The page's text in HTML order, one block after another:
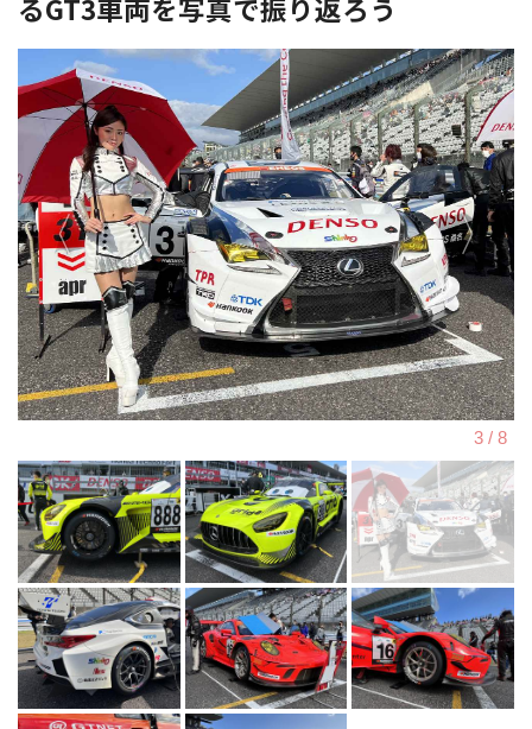
ディション」として誕生した。そ
ー「BBSジャパン」の協力が不可
欠だったという。ここでは、ホン
ダとBBSがいかにして究極の1台
を作り上げたのか、その背景をご
紹介していこう。
るGT3車両を写真で振り返ろう